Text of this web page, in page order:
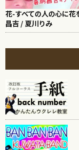
花-すべての人の心に花
昌吉 / 夏川りみ